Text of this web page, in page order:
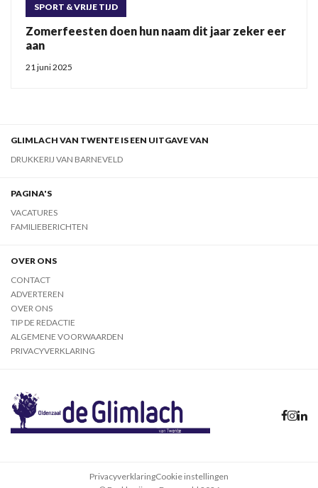
SPORT & VRIJE TIJD
Zomerfeesten doen hun naam dit jaar zeker eer
aan
21 juni 2025
GLIMLACH VAN TWENTE IS EEN UITGAVE VAN
DRUKKERIJ VAN BARNEVELD
PAGINA'S
VACATURES
FAMILIEBERICHTEN
OVER ONS
CONTACT
ADVERTEREN
OVER ONS
TIP DE REDACTIE
ALGEMENE VOORWAARDEN
PRIVACYVERKLARING
PrivacyverklaringCookie instellingen